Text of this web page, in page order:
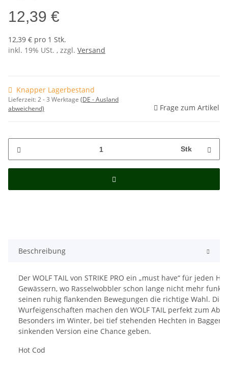
12,39 €
12,39 € pro 1 Stk.
inkl. 19% USt. , zzgl. Versand
Knapper Lagerbestand
Lieferzeit:2 - 3 Werktage (DE - Ausland
abweichend)
Frage zum Artikel
Stk
Beschreibung
Der WOLF TAIL von STRIKE PRO ein „must have“ für jeden
Gewässern, wo Rasselwobbler schon lange nicht mehr
seinen ruhig flankenden Bewegungen die richtige Wahl. Die
Wurfeigenschaften machen den WOLF TAIL perfekt zum
Besonders im Winter, bei tief stehenden Hechten in
sinkenden Version eine Chance geben.
Hot Cod